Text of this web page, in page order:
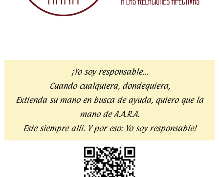
¡Yo soy responsable…
Cuando cualquiera, dondequiera,
Extienda su mano en busca de ayuda, quiero que la
mano de A.A.R.A.
Este siempre allí. Y por eso: Yo soy responsable!